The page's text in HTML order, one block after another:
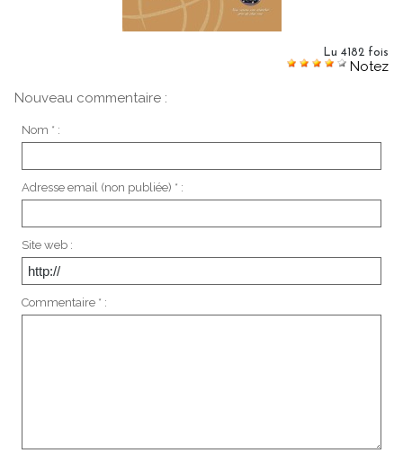
Lu 4182 fois
Notez
Nouveau commentaire :
Nom * :
Adresse email (non publiée) * :
Site web :
Commentaire * :